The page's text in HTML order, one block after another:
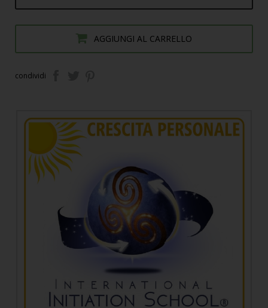
AGGIUNGI AL CARRELLO
condividi